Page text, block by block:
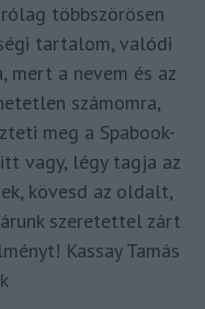
többszörösen
tartalom, valódi
mert a nevem és az
számomra,
meg a Spabook-
vagy, légy tagja az
kövesd az oldalt,
szeretettel zárt
Kassay Tamás